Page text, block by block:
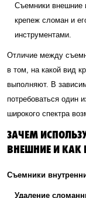
Съемники внешние
крепеж сломан и
инструментами.
Отличие между
в том, на какой вид
выполняют. В
потребоваться один
широкого спектра
ЗАЧЕМ
ВНЕШНИЕ И
Съемники
Удаление